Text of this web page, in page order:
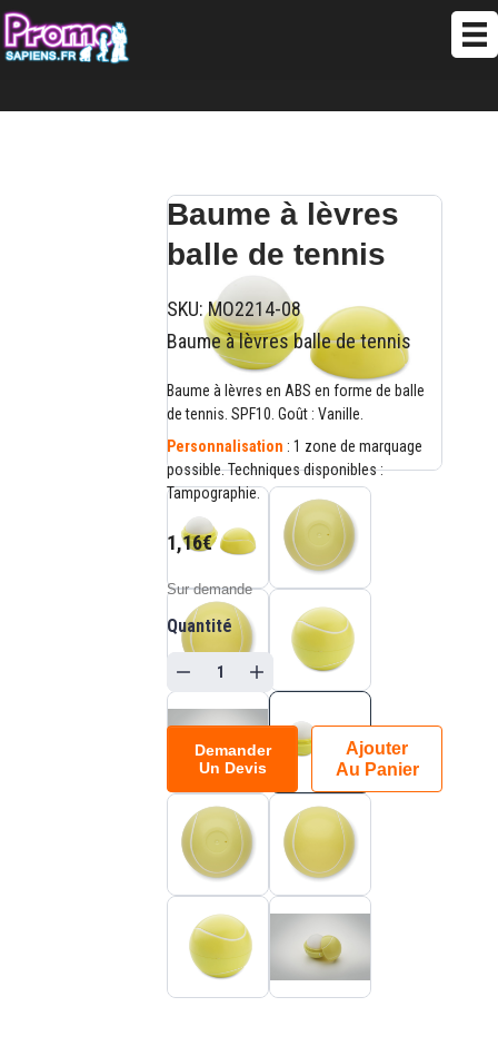
Baume à lèvres
balle de tennis
SKU: MO2214-08
Baume à lèvres balle de tennis
Baume à lèvres en ABS en forme de balle
de tennis. SPF10. Goût : Vanille.
Personnalisation : 1 zone de marquage
possible. Techniques disponibles :
Tampographie.
1,16€
Sur demande
Quantité
Demander
Un Devis
Ajouter
Au Panier